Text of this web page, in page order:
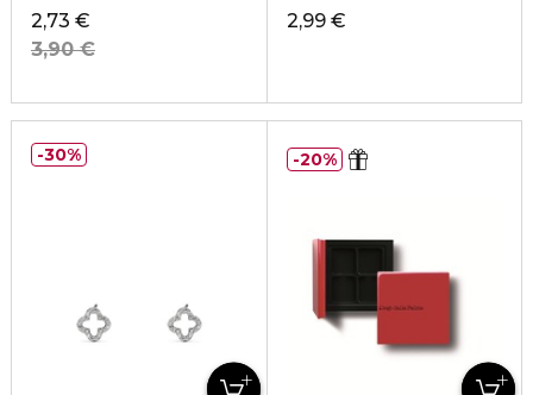
2,73 €
3,90 €
2,99 €
30% 20%